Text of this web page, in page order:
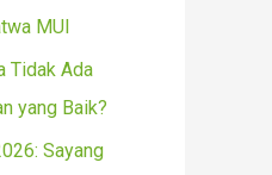
MUI
Tidak Ada
yang Baik?
Sayang